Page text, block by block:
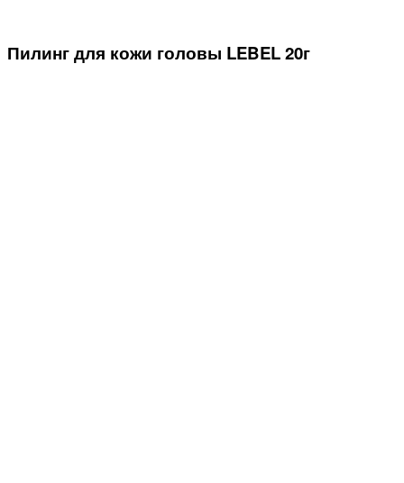
Пилинг для кожи головы LEBEL 20г